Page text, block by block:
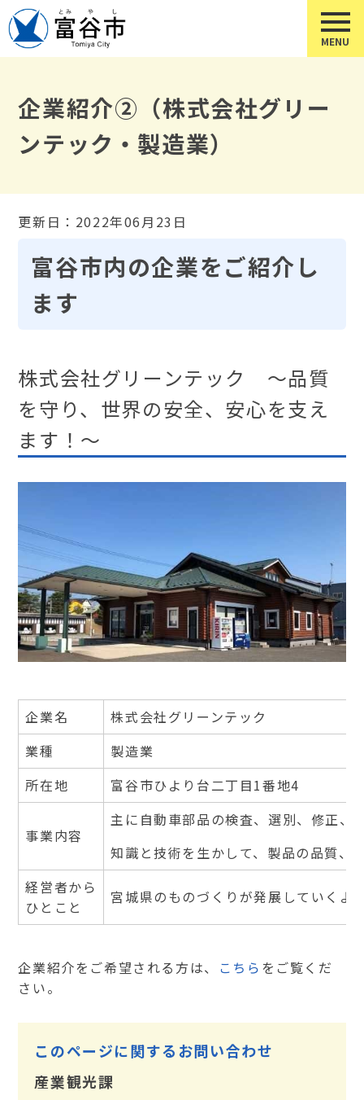
企業紹介②（株式会社グリー
ンテック・製造業）
更新日：2022年06月23日
富谷市内の企業をご紹介し
ます
株式会社グリーンテック ～品質
を守り、世界の安全、安心を支え
ます！～
企業名
株式会社グリーンテック
業種
製造業
所在地
富谷市ひより台二丁目1番地4
事業内容
主に自動車部品の検査、選別、修正、
知識と技術を生かして、製品の品質、
経営者から
ひとこと
宮城県のものづくりが発展していくよ
企業紹介をご希望される方は、 こちら をご覧くだ
さい。
このページに関するお問い合わせ
産業観光課